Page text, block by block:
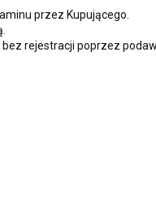
przez Kupującego.
rejestracji poprzez